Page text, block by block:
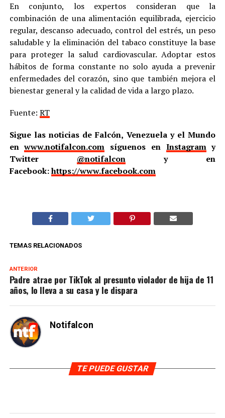
En conjunto, los expertos consideran que la
combinación de una alimentación equilibrada, ejercicio
regular, descanso adecuado, control del estrés, un peso
saludable y la eliminación del tabaco constituye la base
para proteger la salud cardiovascular. Adoptar estos
hábitos de forma constante no solo ayuda a prevenir
enfermedades del corazón, sino que también mejora el
bienestar general y la calidad de vida a largo plazo.
Fuente: RT
Sigue las noticias de Falcón, Venezuela y el Mundo
enwww.notifalcon.com síguenos en Instagramy
Twitter @notifalcony en
Facebook:https://www.facebook.com
TEMAS RELACIONADOS
ANTERIOR
Padre atrae por TikTok al presunto violador de hija de 11
años, lo lleva a su casa y le dispara
Notifalcon
TE PUEDE GUSTAR